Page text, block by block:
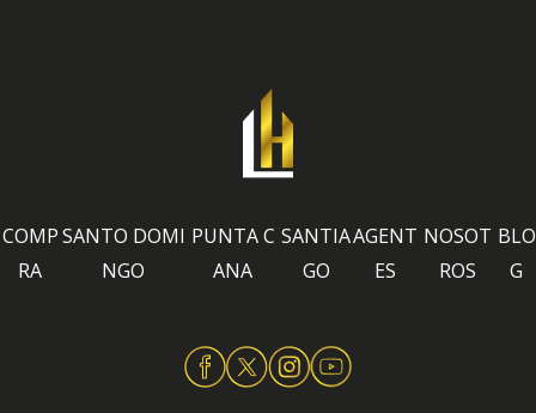
COMP
RA
SANTO DOMI
NGO
PUNTA C
ANA
SANTIA
GO
AGENT
ES
NOSOT
ROS
BLO
G